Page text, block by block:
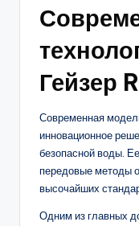
Гейзер
Современная
инновационное
безопасной воды.
передовые методы
высочайших
Одним из главных